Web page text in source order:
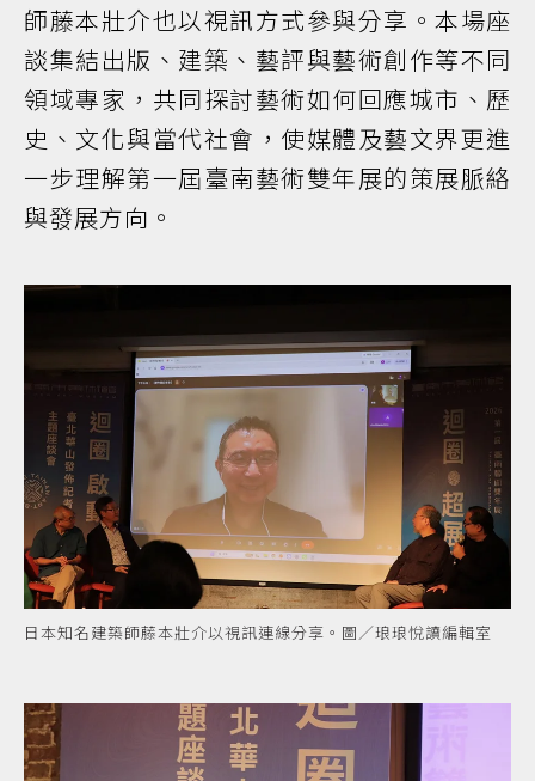
師藤本壯介也以視訊方式參與分享。本場座
談集結出版、建築、藝評與藝術創作等不同
領域專家，共同探討藝術如何回應城市、歷
史、文化與當代社會，使媒體及藝文界更進
一步理解第一屆臺南藝術雙年展的策展脈絡
與發展方向。
日本知名建築師藤本壯介以視訊連線分享。圖／琅琅悅讀編輯室